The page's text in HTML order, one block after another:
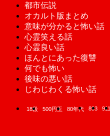
都市伝説
オカルト版まとめ
意味が分かると怖い話
心霊笑える話
心霊良い話
ほんとにあった復讐
何でも怖い
後味の悪い話
じわじわくる怖い話
18段 500円玉 80年代 893 911